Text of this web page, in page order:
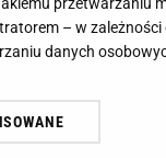
– w
danych
też zgodę na
S.A. na Twoim